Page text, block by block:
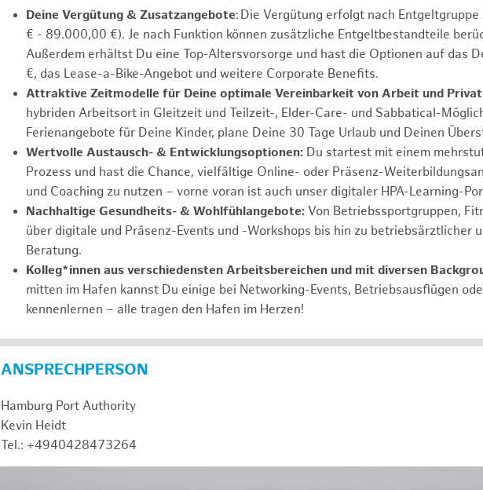
Deine Vergütung & Zusatzangebote: Die Vergütung erfolgt nach
€ - 89.000,00 €). Je nach Funktion können zusätzliche Entgeltbestandteile
Außerdem erhältst Du eine Top-Altersvorsorge und hast die Optionen auf das
€, das Lease-a-Bike-Angebot und weitere Corporate Benefits.
Attraktive Zeitmodelle für Deine optimale Vereinbarkeit von Arbeit und
hybriden Arbeitsort in Gleitzeit und Teilzeit-, Elder-Care- und Sabbatical-
Ferienangebote für Deine Kinder, plane Deine 30 Tage Urlaub und Deinen
Wertvolle Austausch- & Entwicklungsoptionen: Du startest mit einem
Prozess und hast die Chance, vielfältige Online- oder Präsenz-
und Coaching zu nutzen – vorne voran ist auch unser digitaler HPA-Learning-
Nachhaltige Gesundheits- & Wohlfühlangebote: Von Betriebssportgruppen,
über digitale und Präsenz-Events und -Workshops bis hin zu betriebsärztlicher
Beratung.
Kolleg*innen aus verschiedensten Arbeitsbereichen und mit diversen
mitten im Hafen kannst Du einige bei Networking-Events, Betriebsausflügen
kennenlernen – alle tragen den Hafen im Herzen!
ANSPRECHPERSON
Hamburg Port Authority
Kevin Heidt
Tel.: +4940428473264